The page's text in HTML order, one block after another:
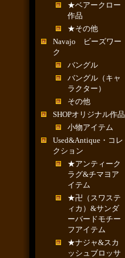
★ベアークロー
作品
★その他
Navajo ビーズワー
ク
バングル
バングル（キャ
ラクター）
その他
SHOPオリジナル作品
小物アイテム
Used&Antique・コレ
クション
★アンティーク
ラグ&チマヨア
イテム
★卍（スワステ
ィカ）&サンダ
ーバードモチー
フアイテム
★ナジャ&スカ
ッシュブロッサ